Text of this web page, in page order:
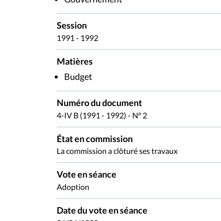
Session
1991 - 1992
Matières
Budget
Numéro du document
4-IV B (1991 - 1992) - N° 2
État en commission
La commission a clôturé ses travaux
Vote en séance
Adoption
Date du vote en séance